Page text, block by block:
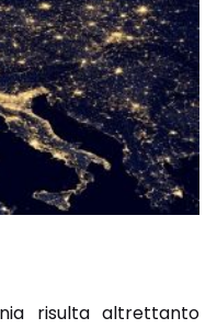
risulta altrettanto